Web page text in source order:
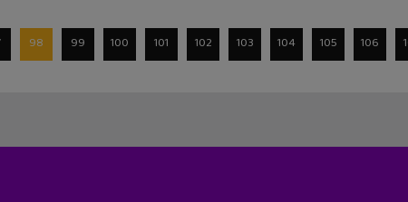
98 99 100 101 102 103 104 105 106